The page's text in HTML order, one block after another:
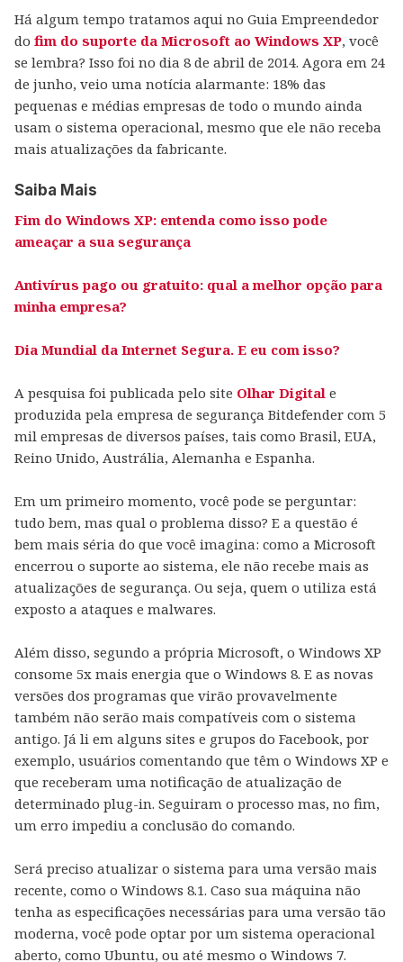
Há algum tempo tratamos aqui no Guia Empreendedor
do fim do suporte da Microsoft ao Windows XP, você
se lembra? Isso foi no dia 8 de abril de 2014. Agora em 24
de junho, veio uma notícia alarmante: 18% das
pequenas e médias empresas de todo o mundo ainda
usam o sistema operacional, mesmo que ele não receba
mais atualizações da fabricante.
Saiba Mais
Fim do Windows XP: entenda como isso pode
ameaçar a sua segurança
Antivírus pago ou gratuito: qual a melhor opção para
minha empresa?
Dia Mundial da Internet Segura. E eu com isso?
A pesquisa foi publicada pelo site Olhar Digital e
produzida pela empresa de segurança Bitdefender com 5
mil empresas de diversos países, tais como Brasil, EUA,
Reino Unido, Austrália, Alemanha e Espanha.
Em um primeiro momento, você pode se perguntar:
tudo bem, mas qual o problema disso? E a questão é
bem mais séria do que você imagina: como a Microsoft
encerrou o suporte ao sistema, ele não recebe mais as
atualizações de segurança. Ou seja, quem o utiliza está
exposto a ataques e malwares.
Além disso, segundo a própria Microsoft, o Windows XP
consome 5x mais energia que o Windows 8. E as novas
versões dos programas que virão provavelmente
também não serão mais compatíveis com o sistema
antigo. Já li em alguns sites e grupos do Facebook, por
exemplo, usuários comentando que têm o Windows XP e
que receberam uma notificação de atualização de
determinado plug-in. Seguiram o processo mas, no fim,
um erro impediu a conclusão do comando.
Será preciso atualizar o sistema para uma versão mais
recente, como o Windows 8.1. Caso sua máquina não
tenha as especificações necessárias para uma versão tão
moderna, você pode optar por um sistema operacional
aberto, como Ubuntu, ou até mesmo o Windows 7.